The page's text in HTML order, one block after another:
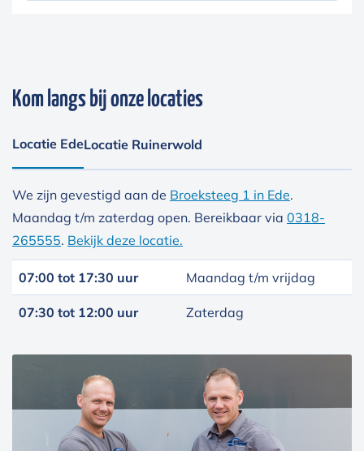
Kom langs bij onze locaties
Locatie EdeLocatie Ruinerwold
We zijn gevestigd aan de Broeksteeg 1 in Ede.
Maandag t/m zaterdag open. Bereikbaar via 0318-
265555. Bekijk deze locatie.
07:00 tot 17:30 uur Maandag t/m vrijdag
07:30 tot 12:00 uur Zaterdag